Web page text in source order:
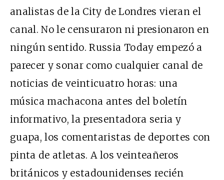
analistas de la City de Londres vieran el
canal. No le censuraron ni presionaron en
ningún sentido. Russia Today empezó a
parecer y sonar como cualquier canal de
noticias de veinticuatro horas: una
música machacona antes del boletín
informativo, la presentadora seria y
guapa, los comentaristas de deportes con
pinta de atletas. A los veinteañeros
británicos y estadounidenses recién